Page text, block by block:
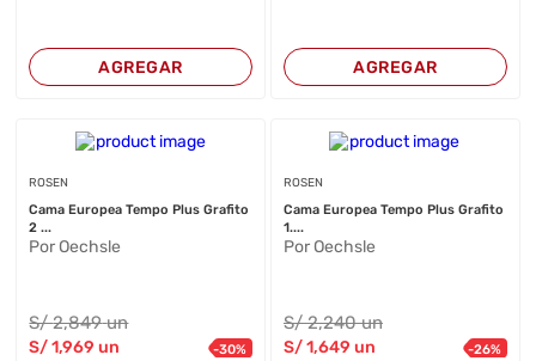
AGREGAR AGREGAR
ROSEN
Cama Europea Tempo Plus Grafito
2 ...
Por Oechsle
S/2,849 un
S/1,969 un -30%
ROSEN
Cama Europea Tempo Plus Grafito
1....
Por Oechsle
S/2,240 un
S/1,649 un -26%